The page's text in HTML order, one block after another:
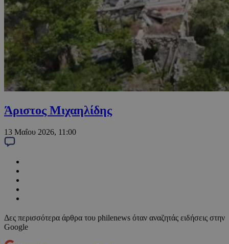
Άριστος Μιχαηλίδης
13 Μαΐου 2026, 11:00
Δες περισσότερα άρθρα του philenews όταν αναζητάς ειδήσεις στην
Google